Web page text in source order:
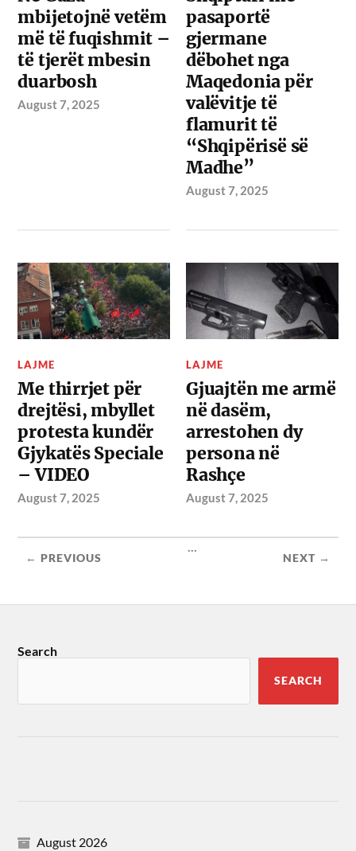
mbijetojnë vetëm
më të fuqishmit –
të tjerët mbesin
duarbosh
August 7, 2025
pasaportë
gjermane
dëbohet nga
Maqedonia për
valëvitje të
flamurit të
“Shqipërisë së
Madhe”
August 7, 2025
LAJME
Me thirrjet për
drejtësi, mbyllet
protesta kundër
Gjykatës Speciale
– VIDEO
August 7, 2025
LAJME
Gjuajtën me armë
në dasëm,
arrestohen dy
persona në
Rashçe
August 7, 2025
← PREVIOUS
...
NEXT →
Search
SEARCH
August 2026